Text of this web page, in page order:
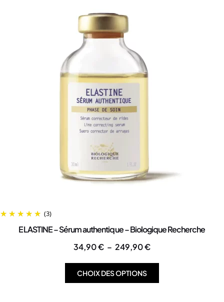
(3)
ELASTINE – Sérum authentique – Biologique Recherche
34,90€ – 249,90€
CHOIX DES OPTIONS